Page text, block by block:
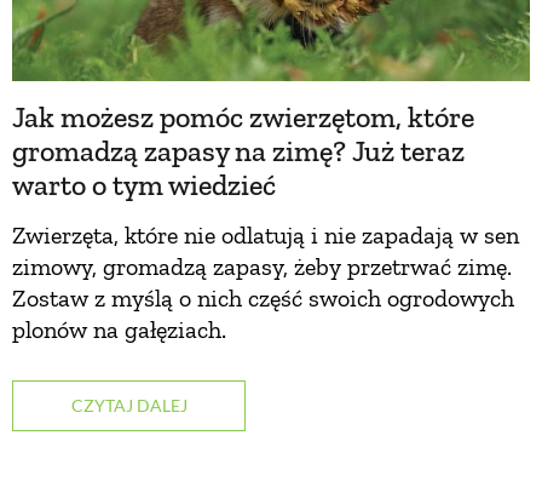
Jak możesz pomóc zwierzętom, które
gromadzą zapasy na zimę? Już teraz
warto o tym wiedzieć
Zwierzęta, które nie odlatują i nie zapadają w sen
zimowy, gromadzą zapasy, żeby przetrwać zimę.
Zostaw z myślą o nich część swoich ogrodowych
plonów na gałęziach.
CZYTAJ DALEJ
ŚNIADANIA
PRZYSTAWKI
DANIA GŁÓWNE